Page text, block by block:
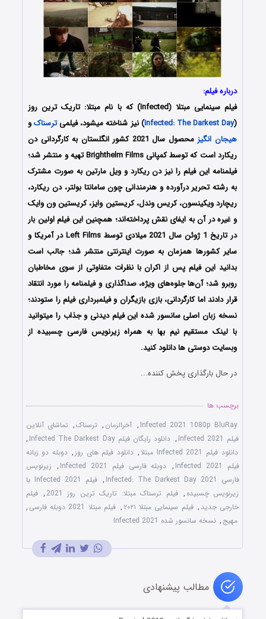
درباره فیلم:
فیلم سینمایی مبتلا (Infected) که با نام مبتلا: تاریک ترین روز
(
Infected: The Darkest Day) نیز شناخته میشود، فیلمیترسناکو
هیجان انگیز
محصول سال 2021 کشور انگلستان به کارگردانی دن
ریکارد است که توسط کمپانی‌ Brighthelm Films تهیه و منتشر شد؛
فیلمنامه این فیلم را نیز دن ریکارد و ویل مارتین به صورت مشترک
به رشته تحریر درآورده و هنرمندانی چون سامانتا بولتر، دن ریکارد،
ریچارد ویکینسون، کریس وندل، کریستین وایز، کریستین ون وایک
و غیره در آن به ایفای نقش پرداخته‌اند؛ همچنین این فیلم اولین بار
در تاریخ 1 ژوئن سال 2021 میلادی توسط Left Films در آمریکا و
سایر کشورها همزمان به صورت اینترنتی منتشر شد؛ جالب است
بدانید این فیلم پس از اکران با نظرات متفاوتی از سوی مخاطبان
روبرو شد؛ آن‌ها جلوه‌های ویژه، صداگذاری و فیلمنامه را مورد انتقاد
قرار دادند اما کارگردانی، بازی بازیگران و فیلمبرداری فیلم را ستودند؛
نسخه زبان اصلی سانسور شده این فیلم دیدنی و جذاب را میتوانید
با لینک مستقیم نیم بها به همراه زیرنویس فارسی چسبیده از
وبسایت دوستی ها دانلود کنید.
در حال بارگذاری پخش کننده...
برچسب ها
Infected 2021 1080p BluRay
, آخرالزمان , ترسناک, تماشای آنلاین
فیلم Infected 2021
, دانلود رایگان فیلم Infected The Darkest Day
,
دانلود فیلم Infected 2021 مبتلا
, دانلود فیلم های روز , دوبله دو زبانه
فیلم Infected 2021
, دوبله فارسی فیلم Infected 2021 , زیرنویس
فارسی Infected: The Darkest Day 2021
,
فیلم Infected 2021 با
زیرنویس چسبیده , فیلم ترسناک مبتلا: تاریک ترین روز 2021 , فیلم
خارجی جدید , فیلم سینمایی مبتلا ۲۰۲۱ , فیلم مبتلا 2021 دوبله فارسی
,
مهیج , نسخه سانسور شده Infected 2021
مطالب پیشنهادی